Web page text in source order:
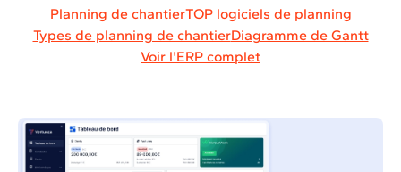
Planning de chantierTOP logiciels de planning
Types de planning de chantierDiagramme de Gantt
Voir l'ERP complet